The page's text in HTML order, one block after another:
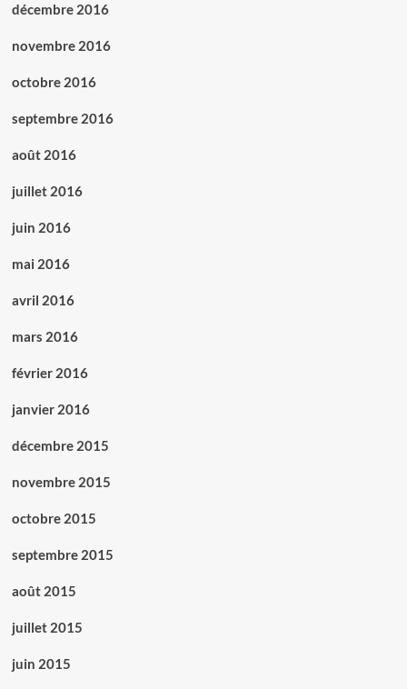
décembre 2016
novembre 2016
octobre 2016
septembre 2016
août 2016
juillet 2016
juin 2016
mai 2016
avril 2016
mars 2016
février 2016
janvier 2016
décembre 2015
novembre 2015
octobre 2015
septembre 2015
août 2015
juillet 2015
juin 2015